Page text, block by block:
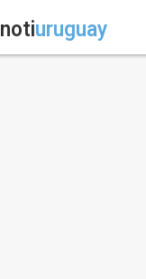
notiuruguay